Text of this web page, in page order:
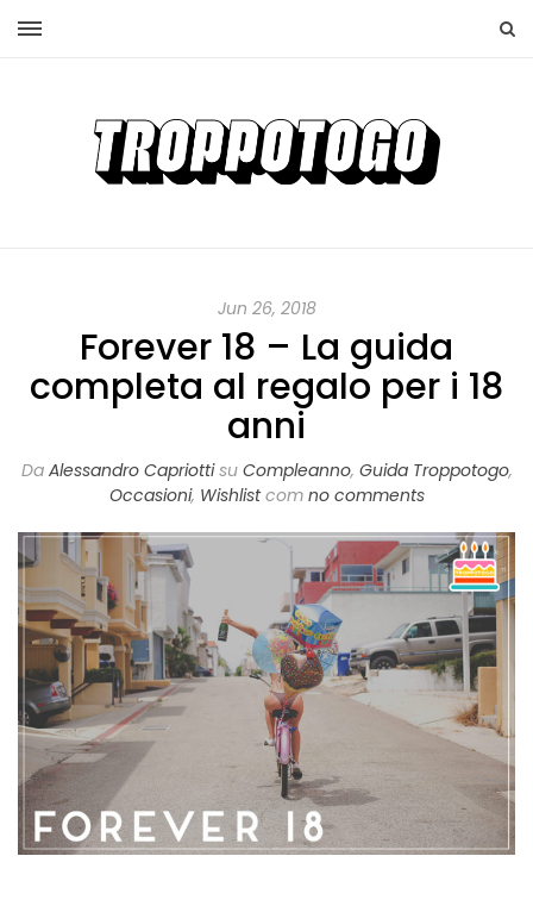
Jun 26, 2018
Forever 18 – La guida
completa al regalo per i 18
anni
Da Alessandro Capriottisu Compleanno, Guida Troppotogo,
Occasioni, Wishlistcom no comments